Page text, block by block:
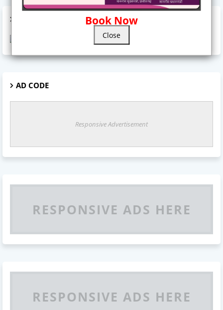
Book Now
Close
AD CODE
Responsive Advertisement
RESPONSIVE ADS HERE
RESPONSIVE ADS HERE